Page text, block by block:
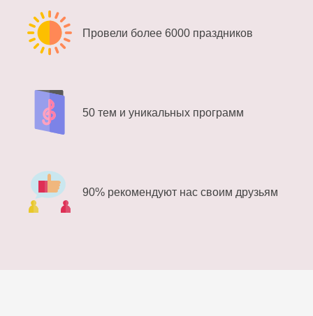
Провели более 6000 праздников
50 тем и уникальных программ
90% рекомендуют нас своим друзьям